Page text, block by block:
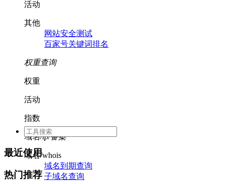
活动
其他
网站安全测试
百家号关键词排名
权重查询
权重
活动
指数
域名/ip/备案
域名/whois
域名到期查询
子域名查询
最近使用
热门推荐